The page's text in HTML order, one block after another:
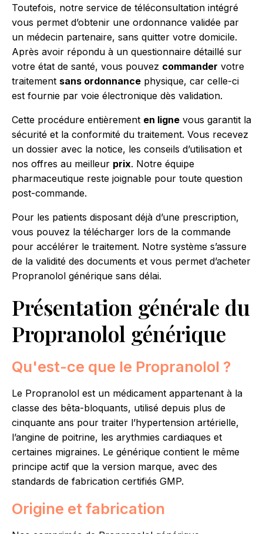
Toutefois, notre service de téléconsultation intégré
vous permet d’obtenir une ordonnance validée par
un médecin partenaire, sans quitter votre domicile.
Après avoir répondu à un questionnaire détaillé sur
votre état de santé, vous pouvez commander votre
traitement sans ordonnance physique, car celle-ci
est fournie par voie électronique dès validation.
Cette procédure entièrement en ligne vous garantit la
sécurité et la conformité du traitement. Vous recevez
un dossier avec la notice, les conseils d’utilisation et
nos offres au meilleur prix. Notre équipe
pharmaceutique reste joignable pour toute question
post-commande.
Pour les patients disposant déjà d’une prescription,
vous pouvez la télécharger lors de la commande
pour accélérer le traitement. Notre système s’assure
de la validité des documents et vous permet d’acheter
Propranolol générique sans délai.
Présentation générale du
Propranolol générique
Qu'est-ce que le Propranolol ?
Le Propranolol est un médicament appartenant à la
classe des bêta-bloquants, utilisé depuis plus de
cinquante ans pour traiter l’hypertension artérielle,
l’angine de poitrine, les arythmies cardiaques et
certaines migraines. Le générique contient le même
principe actif que la version marque, avec des
standards de fabrication certifiés GMP.
Origine et fabrication